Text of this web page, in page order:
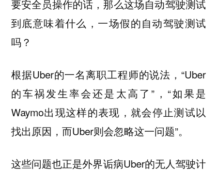
要安全员操作的话，那么这场自动驾驶测试
到底意味着什么，一场假的自动驾驶测试
吗？
根据Uber的一名离职工程师的说法，“Uber
的车祸发生率会还是太高了”，“如果是
Waymo出现这样的表现，就会停止测试以
找出原因，而Uber则会忽略这一问题”。
这些问题也正是外界诟病Uber的无人驾驶计